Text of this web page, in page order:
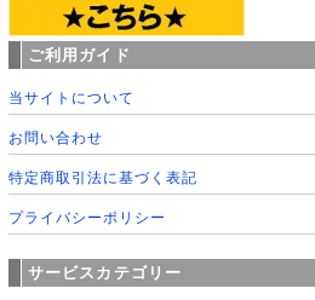
ご利用ガイド
当サイトについて
お問い合わせ
特定商取引法に基づく表記
プライバシーポリシー
サービスカテゴリー